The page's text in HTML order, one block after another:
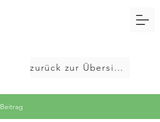
zurück zur Übersicht
Beitrag